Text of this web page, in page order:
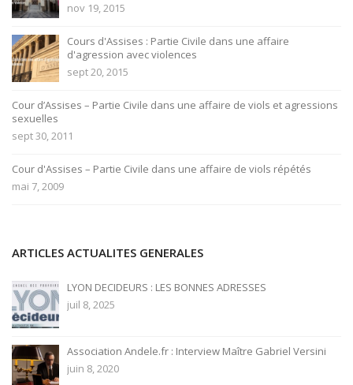
nov 19, 2015
Cours d'Assises : Partie Civile dans une affaire
d'agression avec violences
sept 20, 2015
Cour d’Assises – Partie Civile dans une affaire de viols et agressions
sexuelles
sept 30, 2011
Cour d'Assises – Partie Civile dans une affaire de viols répétés
mai 7, 2009
ARTICLES ACTUALITES GENERALES
LYON DECIDEURS : LES BONNES ADRESSES
juil 8, 2025
Association Andele.fr : Interview Maître Gabriel Versini
juin 8, 2020